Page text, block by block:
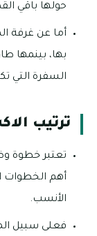
حولها باقي
أما عن غرفة
بها، بينمها
السفرة التي
ترتيب
تعتبر خطوة
أهم الخطوات
الأنسب.
فعلى سبيل